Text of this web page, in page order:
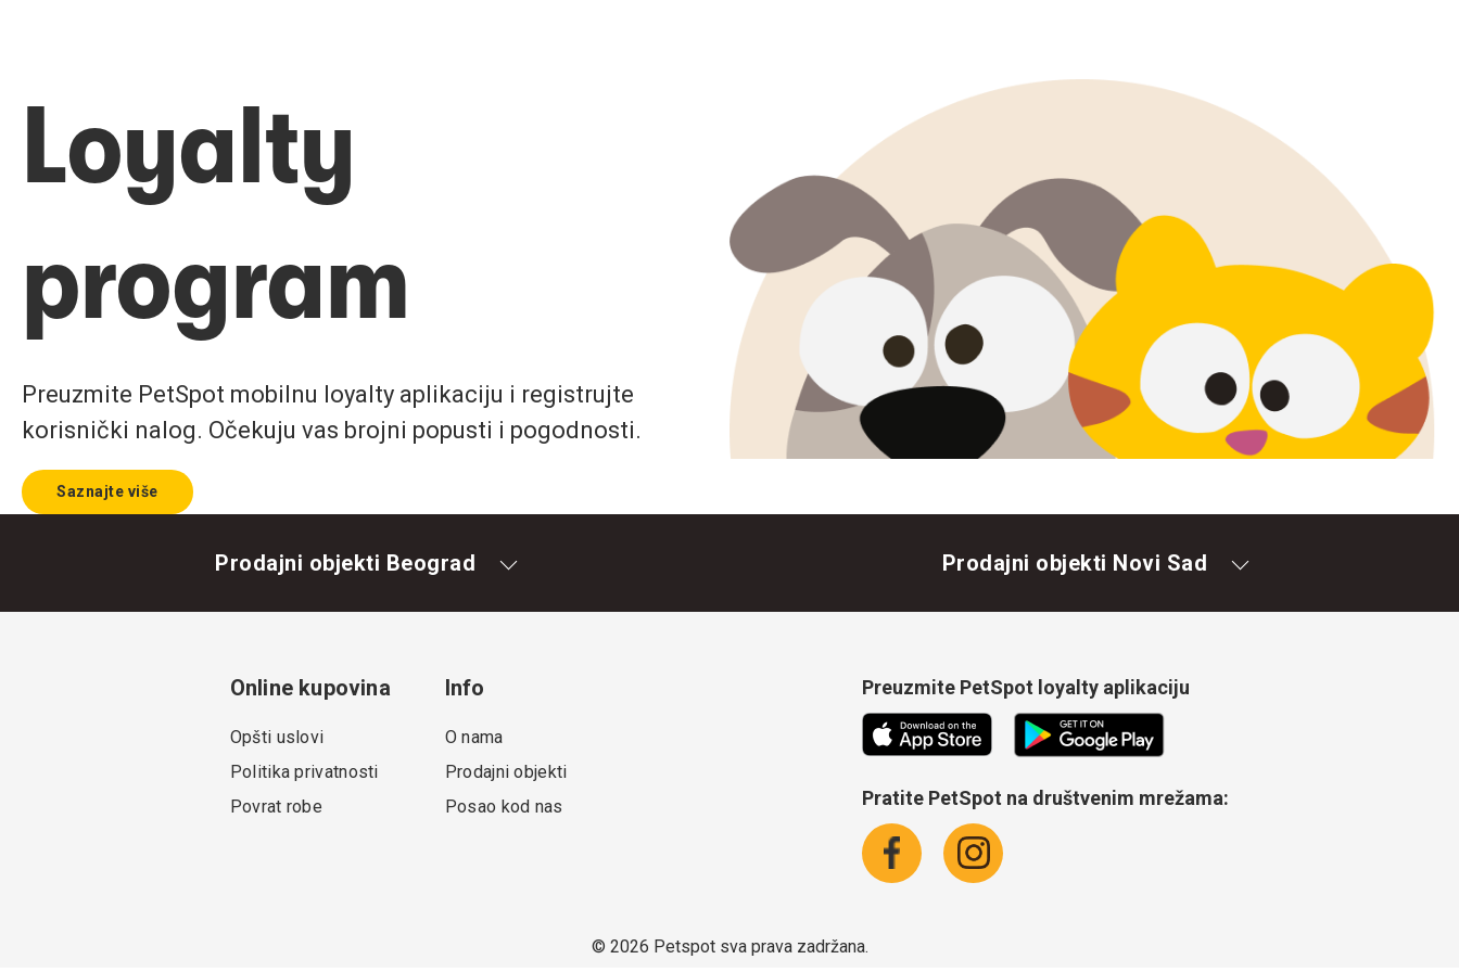
Loyalty
program
Preuzmite PetSpot mobilnu loyalty aplikaciju i registrujte
korisnički nalog. Očekuju vas brojni popusti i pogodnosti.
Saznajte više
Prodajni objekti Beograd Prodajni objekti Novi Sad
Online kupovina
Opšti uslovi
Politika privatnosti
Povrat robe
Info
O nama
Prodajni objekti
Posao kod nas
Preuzmite PetSpot loyalty aplikaciju
Pratite PetSpot na društvenim mrežama:
© 2026 Petspot sva prava zadržana.